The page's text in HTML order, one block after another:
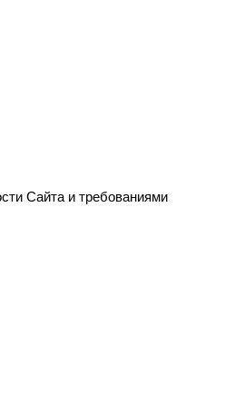
Сайта и требованиями